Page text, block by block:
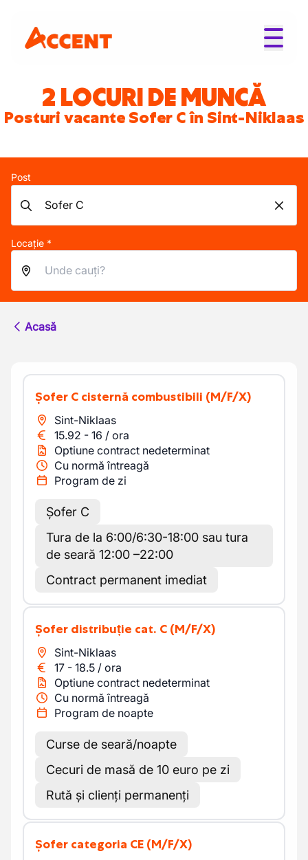
2 LOCURI DE MUNCĂ
Posturi vacante Sofer C în Sint-Niklaas
Post
Locație *
Acasă
Șofer C cisternă combustibili (M/F/X)
Sint-Niklaas
15.92 - 16 / ora
Optiune contract nedeterminat
Cu normă întreagă
Program de zi
Șofer C
Tura de la 6:00/6:30-18:00 sau tura
de seară 12:00 –22:00
Contract permanent imediat
Șofer distribuție cat. C (M/F/X)
Sint-Niklaas
17 - 18.5 / ora
Optiune contract nedeterminat
Cu normă întreagă
Program de noapte
Curse de seară/noapte
Cecuri de masă de 10 euro pe zi
Rută și clienți permanenți
Șofer categoria CE (M/F/X)